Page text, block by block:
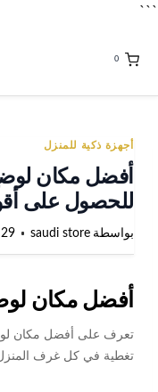
```
التجاوز
المحتوى
0
أجهزة ذكية للمنزل
أفضل مكان
للحصول على
بواسطة saudi store 29 مارس، 2026
أفضل مكان
تعرف على أفضل مكان
تغطية في كل غرف
المقالات